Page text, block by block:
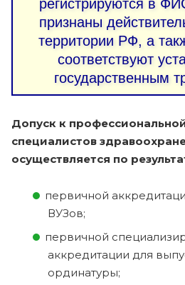
регистрируются в
признаны
территории РФ, а
соответствуют
государственным
Допуск к
специалистов
осуществляется по
первичной
ВУЗов;
первичной
аккредитации для
ординатуры;